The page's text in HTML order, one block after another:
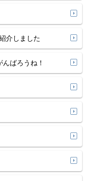
介しました
ばろうね！